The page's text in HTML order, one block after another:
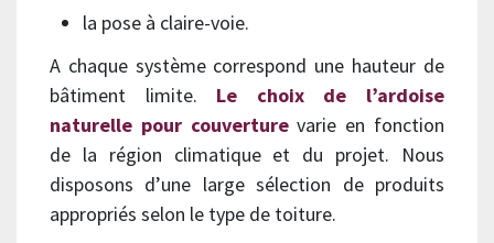
la pose à claire-voie.
A chaque système correspond une hauteur de
bâtiment limite. Le choix de l’ardoise
naturelle pour couverturevarie en fonction
de la région climatique et du projet. Nous
disposons d’une large sélection de produits
appropriés selon le type de toiture.